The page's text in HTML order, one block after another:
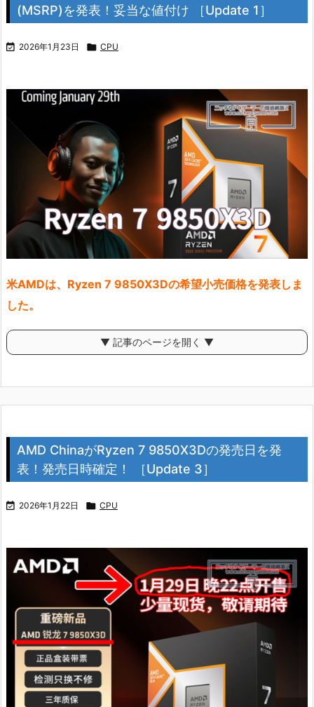
(MSRP)を発表！妥当な値付け ［Update 1］
 2026年1月23日  CPU
米AMDは、Ryzen 7 9850X3Dの希望小売価格を発表しま
した。
▼ 記事のページを開く ▼
AMD ChinaがRyzen 7 9850X3Dの発売日を発
表！発売日時確定！ ［Update 3］
 2026年1月22日  CPU